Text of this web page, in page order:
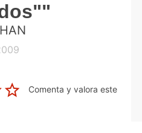
Comenta y valora este